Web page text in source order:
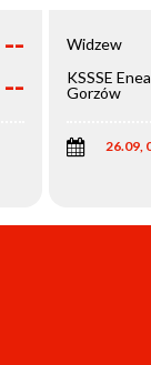
--
--
Widzew
KSSSE
Gorzów
26.09,